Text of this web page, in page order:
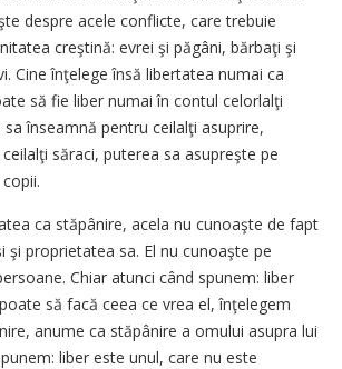
despre acele conflicte, care trebuie
creştină: evrei şi păgâni, bărbaţi şi
Cine înţelege însă libertatea numai ca
să fie liber numai în contul celorlalţi
înseamnă pentru ceilalţi asuprire,
săraci, puterea sa asupreşte pe
ca stăpânire, acela nu cunoaşte de fapt
şi proprietatea sa. El nu cunoaşte pe
Chiar atunci când spunem: liber
să facă ceea ce vrea el, înţelegem
anume ca stăpânire a omului asupra lui
liber este unul, care nu este